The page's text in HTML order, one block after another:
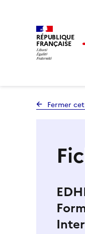
RÉPUBLIQUE
FRANÇAISE
Fermer